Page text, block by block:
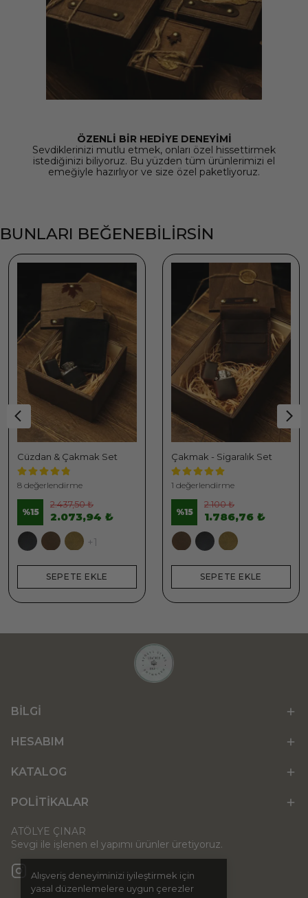
Alışveriş deneyiminizi iyileştirmek için
yasal düzenlemelere uygun çerezler
ÖZENLİ BİR HEDİYE DENEYİMİ
Sevdiklerinizi mutlu etmek, onları özel hissettirmek
istediğinizi biliyoruz. Bu yüzden tüm ürünlerimizi el
emeğiyle hazırlıyor ve size özel paketliyoruz.
BUNLARI BEĞENEBİLİRSİN
Cüzdan & Çakmak Set
8 değerlendirme
%15
2.437,50 ₺
2.073,94 ₺
+1
SEPETE EKLE
Çakmak - Sigaralık Set
1 değerlendirme
%15
2.100 ₺
1.786,76 ₺
SEPETE EKLE
BİLGİ
HESABIM
KATALOG
POLİTİKALAR
ATÖLYE ÇINAR
Sevgi ile işlenen el yapımı ürünler üretiyoruz.